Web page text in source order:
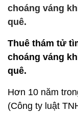
choáng váng
quê.
Thuê thám tử
choáng váng
quê.
Hơn 10 năm
(Công ty luật